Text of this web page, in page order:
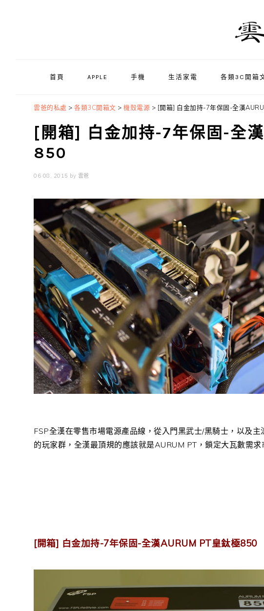
首頁 APPLE 手機 生活家電 各類3C開箱
雲爸的私處 > 各類3C開箱文 > 機殼電源 > [開箱] 白金加持-7年保固-全漢
[開箱] 白金加持-7年保固-全
850
06 08, 2015 by 雲爸
FSP全漢在零售市場電源產品線，從入門黑武士/黑騎士，以及
的玩家群，全漢最頂規的應該就是AURUM PT，鎖定大瓦數需
[開箱] 白金加持-7年保固-全漢AURUM PT皇鈦極850